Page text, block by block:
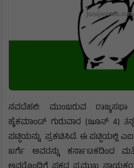
ನವದೆಹಲಿ: ಮುಂಬರುವ ರಾಜ್ಯಸಭಾ
ಹೈಕಮಾಂಡ್ ಗುರುವಾರ (ಜೂನ್ 4)
ಪಟ್ಟಿಯನ್ನು ಪ್ರಕಟಿಸಿದೆ. ಈ ಪಟ್ಟಿಯಲ್ಲಿ
ಖರ್ಗೆ ಅವರನ್ನು ಕರ್ನಾಟಕದಿಂದ